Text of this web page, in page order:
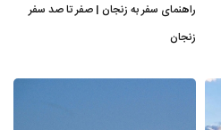
راهنمای سفر به زنجان | صفر تا صد سفر
زنجان